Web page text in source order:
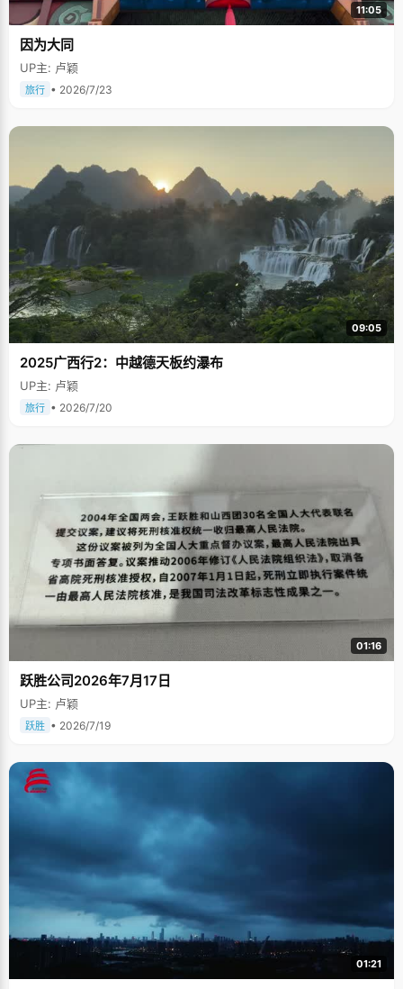
11:05
因为大同
UP主: 卢颖
旅行 • 2026/7/23
09:05
2025广西行2：中越德天板约瀑布
UP主: 卢颖
旅行 • 2026/7/20
01:16
跃胜公司2026年7月17日
UP主: 卢颖
跃胜 • 2026/7/19
01:21